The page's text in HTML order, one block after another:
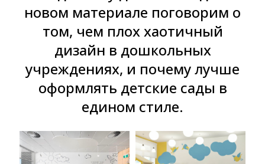
новом материале поговорим о
том, чем плох хаотичный
дизайн в дошкольных
учреждениях, и почему лучше
оформлять детские сады в
едином стиле.